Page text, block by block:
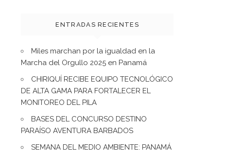
ENTRADAS RECIENTES
Miles marchan por la igualdad en la
Marcha del Orgullo 2025 en Panamá
CHIRIQUÍ RECIBE EQUIPO TECNOLÓGICO
DE ALTA GAMA PARA FORTALECER EL
MONITOREO DEL PILA
BASES DEL CONCURSO DESTINO
PARAÍSO AVENTURA BARBADOS
SEMANA DEL MEDIO AMBIENTE: PANAMÁ